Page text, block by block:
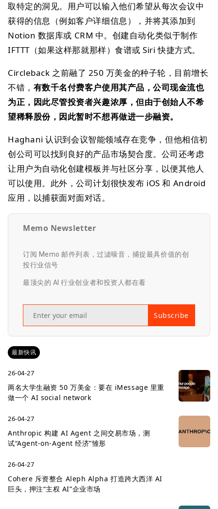
取特定的洞见。用户可以输入他们希望从每次会议中
获得的信息（例如客户详细信息），并将其添加到
Notion 数据库或 CRM 中。创建自动化类似于制作
IFTTT（如果这样那就那样）食谱或 Siri 快捷方式。
Circleback 之前融了 250 万美金的种子轮，目前增长
不错， 有数千名付费客户使用其产品，公司现金流也
为正，因此尽管投资者兴趣浓厚，但由于创始人不希
望稀释股份，因此暂时不想再做进一步融资。
Haghani 认识到会议智能领域存在竞争，但他相信初
创公司可以找到良好的产品市场契合度。公司还考虑
让用户为自动化创建模板并与社区分享，以便其他人
可以使用。此外，公司计划很快发布 iOS 和 Android
应用，以捕获面对面对话。
Memo Newsletter
订阅 Memo 邮件列表，过滤噪音，捕捉最具价值的创
投行业信号
最顶尖的 AI 行业创业者和投资人都在看
Subscribe
最新快讯
26-04-27
两名大学生融资 50 万美金：要在 iMessage 里重
做一个 AI social network
26-04-27
Anthropic 构建 AI Agent 之间交易市场，测
试“Agent-on-Agent 经济”雏形
26-04-27
Cohere 斥资整合 Aleph Alpha 打造跨大西洋 AI
巨头，押注“主权 AI”企业市场